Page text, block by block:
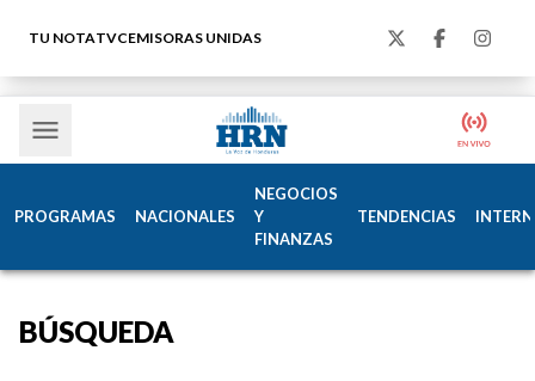
TU NOTATVCEMISORAS UNIDAS
PROGRAMAS NACIONALES
NEGOCIOS
Y
FINANZAS
TENDENCIAS
BÚSQUEDA